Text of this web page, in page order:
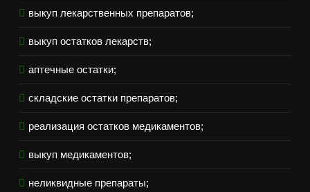
выкуп лекарственных препаратов;
выкуп остатков лекарств;
аптечные остатки;
складские остатки препаратов;
реализация остатков медикаментов;
выкуп медикаментов;
неликвидные препараты;